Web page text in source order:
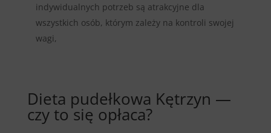
indywidualnych potrzeb są atrakcyjne dla
wszystkich osób, którym zależy na kontroli swojej
wagi,
Dieta pudełkowa Kętrzyn —
czy to się opłaca?